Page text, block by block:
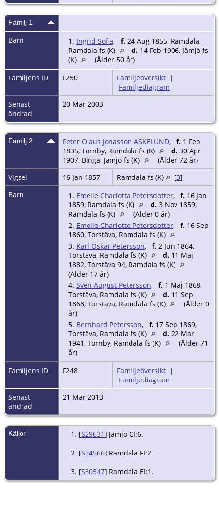
Familj 1
Barn 1. Ingrid Sofia, f. 24 Aug 1855, Ramdala,
Ramdala fs (K)
d. 14 Feb 1906, Jämjö fs
(K)
(Ålder 50 år)
Familjens ID
F250 Familjeöversikt |
Familjediagram
Senast
ändrad
20 Mar 2003
Familj 2 Peter Olaus Jonasson ASKELUND, f. 1 Feb
1835, Tornby, Ramdala fs (K)
d. 30 Apr
1907, Binga, Jämjö fs (K)
(Ålder 72 år)
Vigsel
16 Jan 1857 Ramdala fs (K) [3]
Barn
1. Emelie Charlotta Petersdotter, f. 16 Jan
1859, Ramdala fs (K)
d. 3 Nov 1859,
Ramdala fs (K)
(Ålder 0 år)
2. Emelie Charlotte Petersdotter, f. 16 Sep
1860, Torstäva, Ramdala fs (K)
3. Karl Oskar Petersson, f. 2 Jun 1864,
Torstäva, Ramdala fs (K)
d. 11 Maj
1882, Torstäva 94, Ramdala fs (K)
(Ålder 17 år)
4. Sven August Petersson, f. 1 Maj 1868,
Torstäva, Ramdala fs (K)
d. 11 Sep
1868, Torstäva, Ramdala fs (K)
(Ålder 0
år)
5. Bernhard Petersson, f. 17 Sep 1869,
Torstäva, Ramdala fs (K)
d. 22 Mar
1941, Tornby, Ramdala fs (K)
(Ålder 71
år)
Familjens ID
F248 Familjeöversikt |
Familjediagram
Senast
ändrad
21 Mar 2013
Källor [S29631] Jämjö CI:6.
[S34566] Ramdala FI:2.
[S30547] Ramdala EI:1.